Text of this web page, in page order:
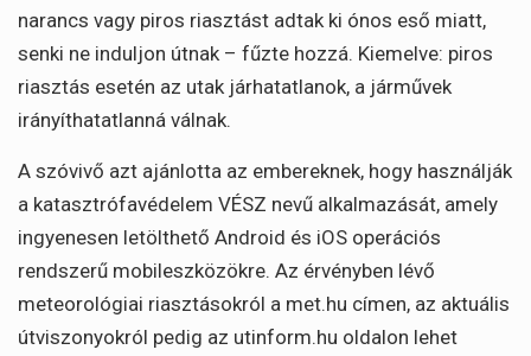
narancs vagy piros riasztást adtak ki ónos eső miatt,
senki ne induljon útnak – fűzte hozzá. Kiemelve: piros
riasztás esetén az utak járhatatlanok, a járművek
irányíthatatlanná válnak.
A szóvivő azt ajánlotta az embereknek, hogy használják
a katasztrófavédelem VÉSZ nevű alkalmazását, amely
ingyenesen letölthető Android és iOS operációs
rendszerű mobileszközökre. Az érvényben lévő
meteorológiai riasztásokról a met.hu címen, az aktuális
útviszonyokról pedig az utinform.hu oldalon lehet